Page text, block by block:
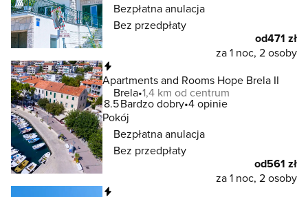
Bezpłatna anulacja
Bez przedpłaty
od471 zł
za 1 noc, 2 osoby
Apartments and Rooms Hope Brela II
Brela 1,4 km od centrum
8.5Bardzo dobry 4 opinie
Pokój
Bezpłatna anulacja
Bez przedpłaty
od561 zł
za 1 noc, 2 osoby